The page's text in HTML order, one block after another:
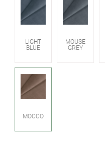
LIGHT
BLUE
MOUSE
GREY
MOCCO